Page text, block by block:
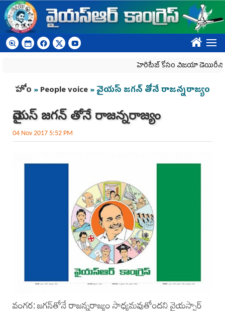
Skip to main content
????
హెరిటేజ్ కోసం విజయా డెయిరీని బలి
You are here
హోం »People voice» వైయస్ జగన్ తోనే రాజన్నరాజ్యం
వైయస్ జగన్ తోనే రాజన్నరాజ్యం
04 Nov 2017 5:52 PM
వంగర: జగన్‌తోనే రాజన్నరాజ్యం సాధ్యమవుతోందని వైయస్సార్‌